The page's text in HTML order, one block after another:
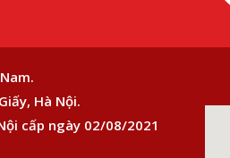
Hà Nội.
cấp ngày 02/08/2021